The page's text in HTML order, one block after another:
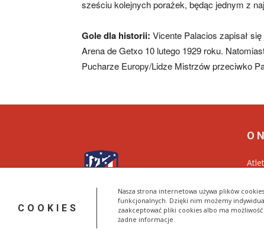
COOKIES
Nasza strona internetowa używa plików
funkcjonalnych. Dzięki nim możemy
zaakceptować pliki cookies albo ma
żadne informacje.
sześciu kolejnych porażek, będąc jednym z
Gole dla historii: Vicente Palacios zapisał
Arena de Getxo 10 lutego 1929 roku.
Pucharze Europy/Lidze Mistrzów przeciwko
O